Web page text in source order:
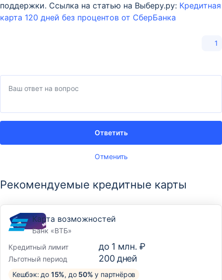
поддержки. Ссылка на статью на Выберу.ру: Кредитная
карта 120 дней без процентов от СберБанка
1
Отменить
Ответить
Рекомендуемые кредитные карты
Карта возможностей
Банк «ВТБ»
Кредитный лимит
до 1 млн. ₽
Льготный период 200дней
Кешбэк: до 15%, до 50% у партнёров